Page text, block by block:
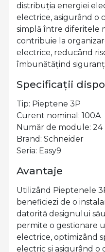
distribuția energiei
electrice, asigurând o
simplă între diferitele
contribuie la
electrice, reducând
îmbunătățind
Specificații
Tip: Pieptene 3P
Curent nominal: 100A
Număr de module: 24
Brand: Schneider
Seria: Easy9
Avantaje
Utilizând Pieptenele
beneficiezi de o
datorită designului
permite o gestionare
electrice, optimizând
electric și asigurând o